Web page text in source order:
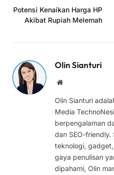
Potensi Kenaikan Harga HP
Akibat Rupiah Melemah
Olin Sianturi
Website
Olin Sianturi
Media
berpengalaman
dan SEO-friendly.
teknologi,
gaya penulisan
dipahami, Olin